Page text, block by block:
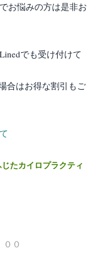
お悩みの方は是非お
でも受け付けて
合はお得な割引もご
たカイロプラクティ
０